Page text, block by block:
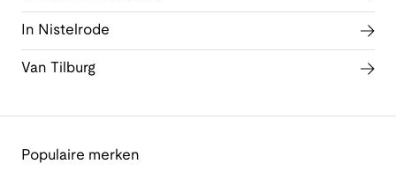
In Nistelrode
Van Tilburg
Populaire merken